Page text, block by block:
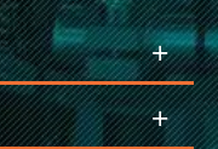
+
+